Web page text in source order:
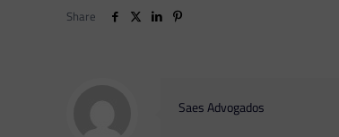
Share
Saes Advogados